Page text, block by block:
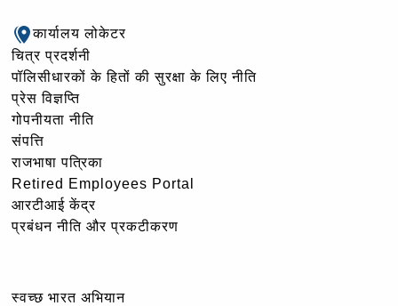
कार्यालय लोकेटर
चित्र प्रदर्शनी
पॉलिसीधारकों के हितों की सुरक्षा के लिए नीति
प्रेस विज्ञप्ति
गोपनीयता नीति
संपत्ति
राजभाषा पत्रिका
Retired Employees Portal
आरटीआई केंद्र
प्रबंधन नीति और प्रकटीकरण
स्वच्छ भारत अभियान